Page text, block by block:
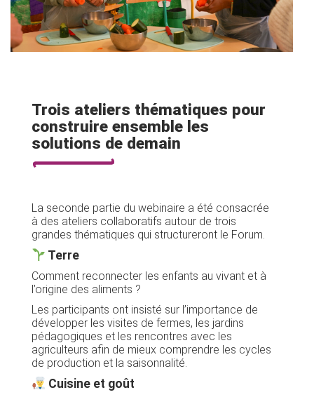
Trois ateliers thématiques pour
construire ensemble les
solutions de demain
La seconde partie du webinaire a été consacrée
à des ateliers collaboratifs autour de trois
grandes thématiques qui structureront le Forum.
Terre
Comment reconnecter les enfants au vivant et à
l’origine des aliments ?
Les participants ont insisté sur l’importance de
développer les visites de fermes, les jardins
pédagogiques et les rencontres avec les
agriculteurs afin de mieux comprendre les cycles
de production et la saisonnalité.
Cuisine et goût